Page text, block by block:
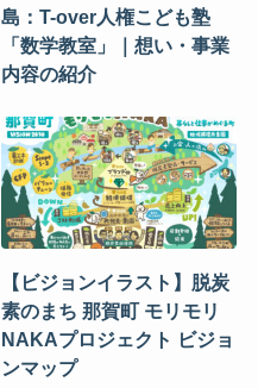
島：T-over人権こども塾
「数学教室」｜想い・事業
内容の紹介
【ビジョンイラスト】脱炭
素のまち 那賀町 モリモリ
NAKAプロジェクト ビジョ
ンマップ